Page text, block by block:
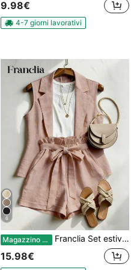
9.98€
4-7 giorni lavorativi
6
Magazzino EU Franclia Set estivo da donna a 2 pezzi, pantaloncini con vita annodata e volant, vestibilità morbida, adatto per l'ufficio e l'uso quotidiano, elegante completo di blazer e pantaloncini, outfit estivo rosa da donna, outfit primaverile da donna, outfit chic, outfit alla moda, outfit da Pinterest, outfit femminili, outfit per donna Zoey
15.98€